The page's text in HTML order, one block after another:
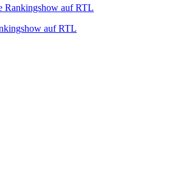
Rankingshow auf RTL
auf RTL